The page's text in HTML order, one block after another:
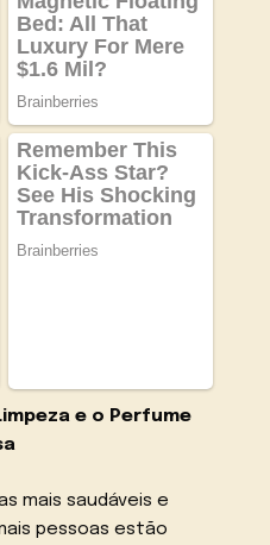
e o Perfume
mais saudáveis e
pessoas estão